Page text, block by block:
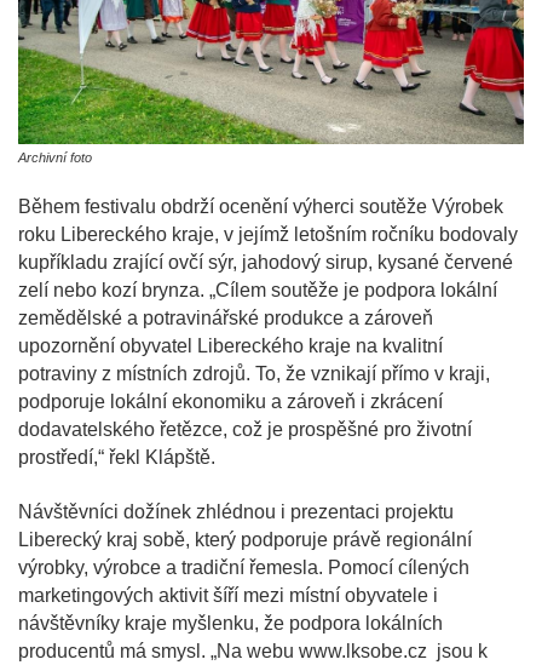
Archivní foto
Během festivalu obdrží ocenění výherci soutěže Výrobek
roku Libereckého kraje, v jejímž letošním ročníku bodovaly
kupříkladu zrající ovčí sýr, jahodový sirup, kysané červené
zelí nebo kozí brynza. „Cílem soutěže je podpora lokální
zemědělské a potravinářské produkce a zároveň
upozornění obyvatel Libereckého kraje na kvalitní
potraviny z místních zdrojů. To, že vznikají přímo v kraji,
podporuje lokální ekonomiku a zároveň i zkrácení
dodavatelského řetězce, což je prospěšné pro životní
prostředí,“ řekl Klápště.
Návštěvníci dožínek zhlédnou i prezentaci projektu
Liberecký kraj sobě, který podporuje právě regionální
výrobky, výrobce a tradiční řemesla. Pomocí cílených
marketingových aktivit šíří mezi místní obyvatele i
návštěvníky kraje myšlenku, že podpora lokálních
producentů má smysl. „Na webu www.lksobe.cz jsou k